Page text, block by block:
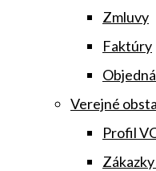
Zmluvy
Faktúry
Verejné
Profil